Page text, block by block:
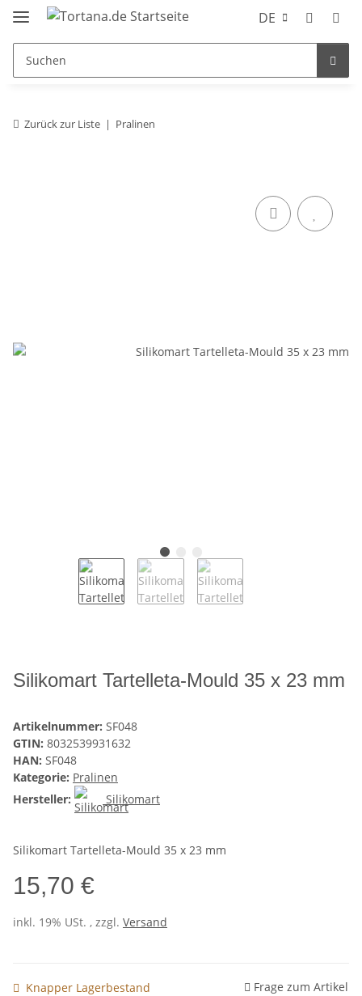
DE
Zurück zur Liste Pralinen
Silikomart Tartelleta-Mould 35 x 23 mm
Artikelnummer: SF048
GTIN: 8032539931632
HAN: SF048
Kategorie: Pralinen
Hersteller:
Silikomart
Silikomart Tartelleta-Mould 35 x 23 mm
15,70 €
inkl. 19% USt. , zzgl. Versand
Knapper Lagerbestand Frage zum Artikel